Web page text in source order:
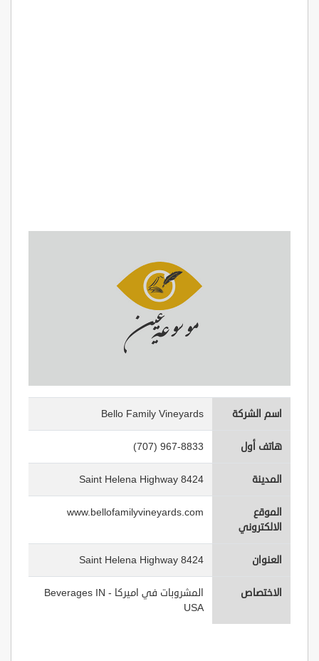
اسم الشركة Bello Family Vineyards
هاتف أول (707) 967-8833
المدينة 8424 Saint Helena Highway
الموقع
الالكتروني
www.bellofamilyvineyards.com
العنوان 8424 Saint Helena Highway
الاختصاص
المشروبات في اميركا - Beverages IN
USA